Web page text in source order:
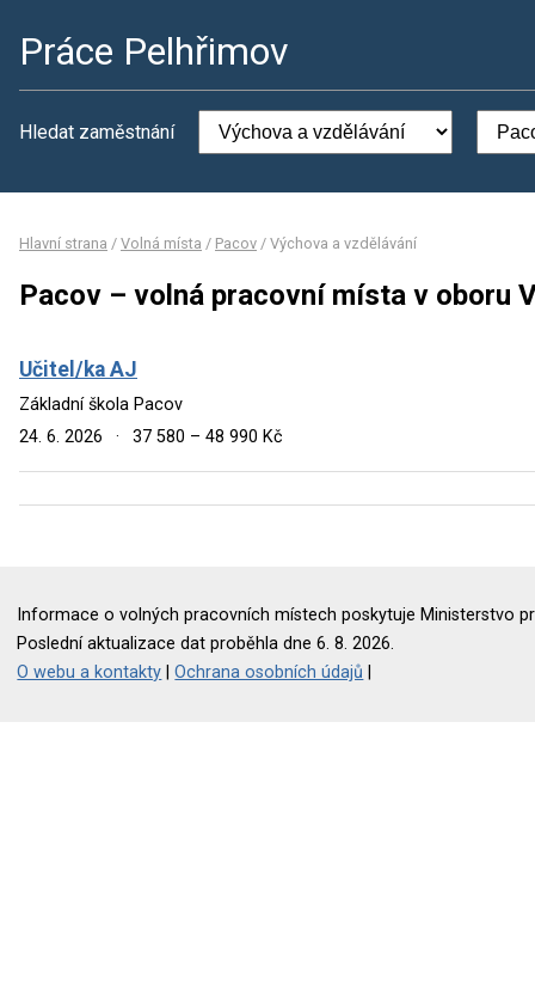
Práce Pelhřimov
Hledat zaměstnání
Hlavní strana / Volná místa / Pacov / Výchova a vzdělávání
Pacov – volná pracovní místa v oboru
Učitel/ka AJ
Základní škola Pacov
24. 6. 2026
· 37 580 – 48 990 Kč
Informace o volných pracovních místech poskytuje Ministerstvo
Poslední aktualizace dat proběhla dne 6. 8. 2026.
O webu a kontakty |Ochrana osobních údajů